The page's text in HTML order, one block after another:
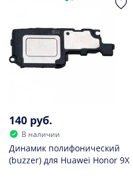
140 руб.
В наличии
Динамик полифонический
(buzzer) для Huawei Honor 9X